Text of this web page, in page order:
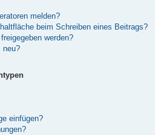
melden?
beim Schreiben eines Beitrags?
werden?
neu?
einfügen?